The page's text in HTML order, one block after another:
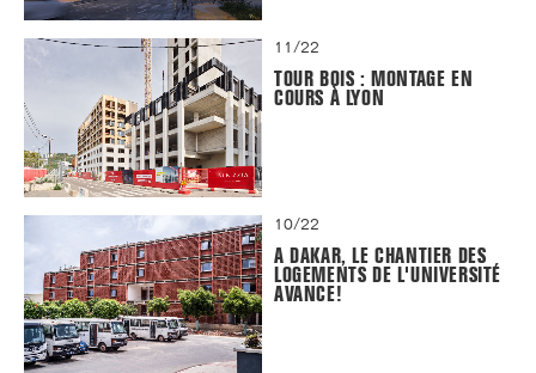
11/22
TOUR BOIS : MONTAGE EN
COURS À LYON
10/22
A DAKAR, LE CHANTIER DES
LOGEMENTS DE L'UNIVERSITÉ
AVANCE!